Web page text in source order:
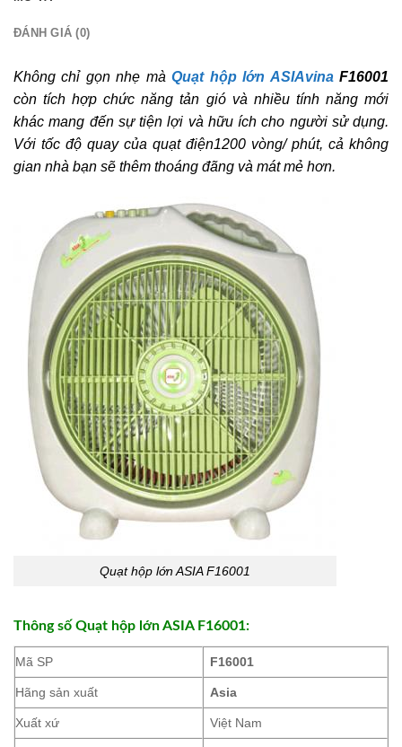
ĐÁNH GIÁ (0)
Không chỉ gọn nhẹ màQuạt hộp lớn ASIAvinaF16001
còn tích hợp chức năng tản gió và nhiều tính năng mới
khác mang đến sự tiện lợi và hữu ích cho người sử dụng.
Với tốc độ quay của quạt điện1200 vòng/ phút, cả không
gian nhà bạn sẽ thêm thoáng đãng và mát mẻ hơn.
Quạt hộp lớn ASIA F16001
Thông số Quạt hộp lớn ASIA F16001:
Mã SP F16001
Hãng sản xuất Asia
Xuất xứ Việt Nam